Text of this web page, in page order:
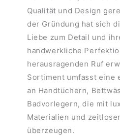
Qualität und Design
der Gründung hat sich
Liebe zum Detail und
handwerkliche
herausragenden Ruf
Sortiment umfasst eine
an Handtüchern,
Badvorlegern, die mit
Materialien und
überzeugen.